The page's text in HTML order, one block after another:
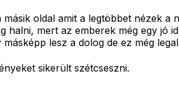
oldal amit a legtöbbet nézek
mert az emberek még egy jó
lesz a dolog de ez még
sikerült szétcseszni.